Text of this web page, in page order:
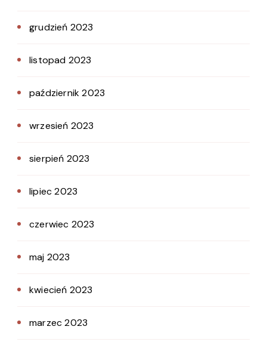
grudzień 2023
listopad 2023
październik 2023
wrzesień 2023
sierpień 2023
lipiec 2023
czerwiec 2023
maj 2023
kwiecień 2023
marzec 2023